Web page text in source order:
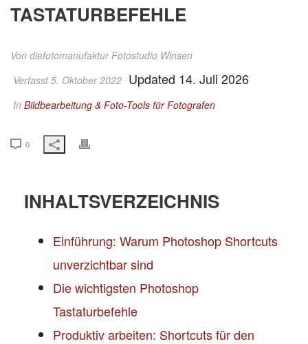
TASTATURBEFEHLE
Von diefotomanufaktur Fotostudio Winsen
Verfasst 5. Oktober 2022 Updated 14. Juli 2026
In Bildbearbeitung & Foto-Tools für Fotografen
0
INHALTSVERZEICHNIS
Einführung: Warum Photoshop Shortcuts
unverzichtbar sind
Die wichtigsten Photoshop
Tastaturbefehle
Produktiv arbeiten: Shortcuts für den